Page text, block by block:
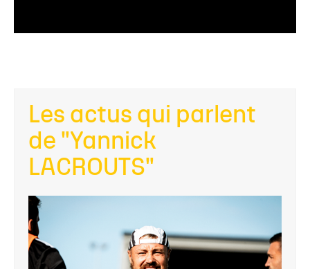
Les actus qui parlent
de "Yannick
LACROUTS"